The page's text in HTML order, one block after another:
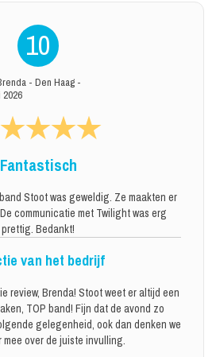
10
- Den Haag -
2026
Fantastisch
Stoot was geweldig. Ze maakten er
communicatie met Twilight was erg
prettig. Bedankt!
van het bedrijf
review, Brenda! Stoot weet er altijd een
TOP band! Fijn dat de avond zo
gelegenheid, ook dan denken we
over de juiste invulling.